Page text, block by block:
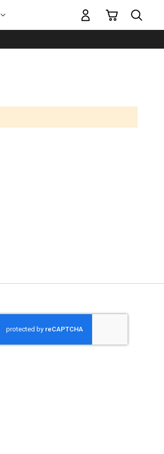
Moneda Mi carrito